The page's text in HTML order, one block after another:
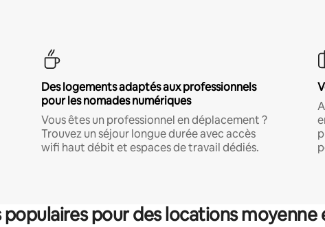
Des logements adaptés aux professionnels
pour les nomades numériques
Vous êtes un professionnel en déplacement ?
Trouvez un séjour longue durée avec accès
wifi haut débit et espaces de travail dédiés.
pour des locations